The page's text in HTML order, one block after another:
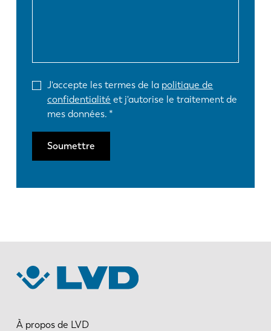
J'accepte les termes de la politique de
confidentialité et j'autorise le traitement de
mes données.
Soumettre
À propos de LVD